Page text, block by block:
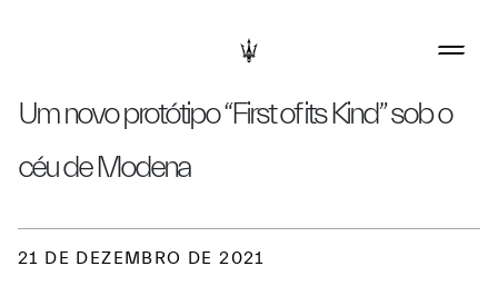
Um novo protótipo “First of its Kind” sob o
céu de Modena
21 DE DEZEMBRO DE 2021